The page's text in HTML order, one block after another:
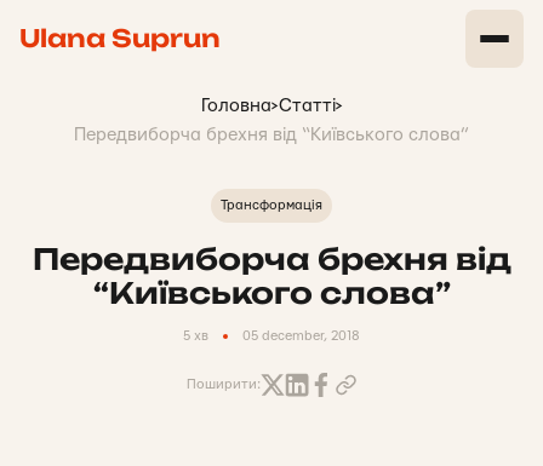
Ulana Suprun
Головна>Статті>
Передвиборча брехня від “Київського слова”
Трансформація
Передвиборча брехня від
“Київського слова”
5 хв 05 december, 2018
Поширити: